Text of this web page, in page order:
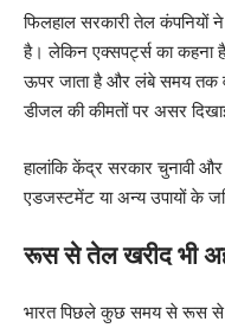
फिलहाल सरकारी तेल कंपनियों
है। लेकिन एक्सपर्ट्स का
ऊपर जाता है और लंबे समय तक
डीजल की कीमतों पर असर
हालांकि केंद्र सरकार चुनावी
एडजस्टमेंट या अन्य उपायों के
रूस से तेल खरीद भी
भारत पिछले कुछ समय से रूस से